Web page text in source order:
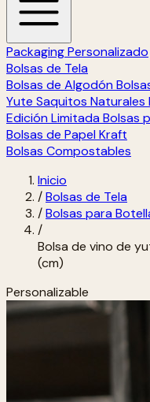
Packaging Personalizado
Bolsas de Tela
Bolsas de Algodón
Yute Saquitos Naturales
Edición Limitada Bolsas
Bolsas de Papel Kraft
Bolsas Compostables
Inicio
/Bolsas de Tela
/Bolsas para
/
Bolsa de vino de
(cm)
Personalizable